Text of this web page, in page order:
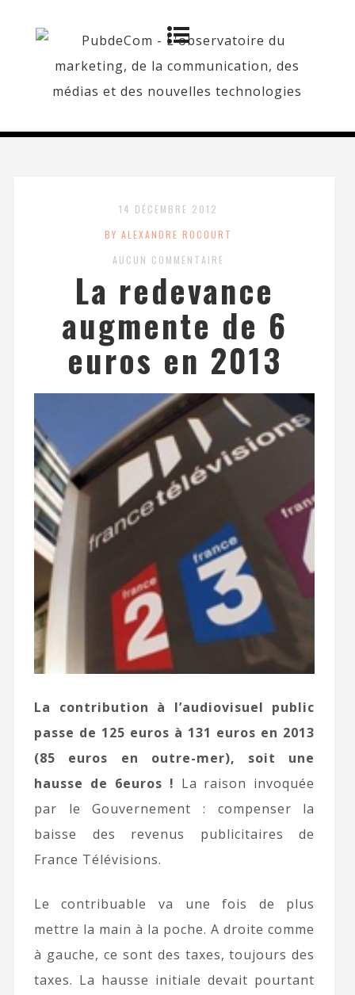
14 DÉCEMBRE 2012
BY ALEXANDRE ROCOURT
AUCUN COMMENTAIRE
La redevance
augmente de 6
euros en 2013
La contribution à l’audiovisuel public
passe de 125 euros à 131 euros en 2013
(85 euros en outre-mer), soit une
hausse de 6euros ! La raison invoquée
par le Gouvernement : compenser la
baisse des revenus publicitaires de
France Télévisions.
Le contribuable va une fois de plus
mettre la main à la poche. A droite comme
à gauche, ce sont des taxes, toujours des
taxes. La hausse initiale devait pourtant